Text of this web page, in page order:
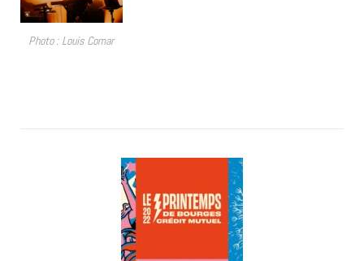
Photo : Louis Comar